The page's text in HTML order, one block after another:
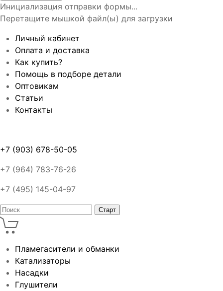
Инициализация отправки формы...
Перетащите мышкой файл(ы) для загрузки
Личный кабинет
Оплата и доставка
Как купить?
Помощь в подборе детали
Оптовикам
Статьи
Контакты
+7 (903) 678-50-05
+7 (964) 783-76-26
+7 (495) 145-04-97
Пламегасители и обманки
Катализаторы
Насадки
Глушители